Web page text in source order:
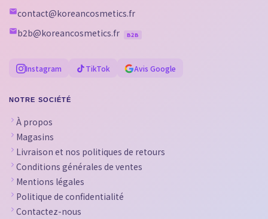
contact@koreancosmetics.fr
b2b@koreancosmetics.fr
B2B
Instagram TikTok Avis Google
NOTRE SOCIÉTÉ
À propos
Magasins
Livraison et nos politiques de retours
Conditions générales de ventes
Mentions légales
Politique de confidentialité
Contactez-nous